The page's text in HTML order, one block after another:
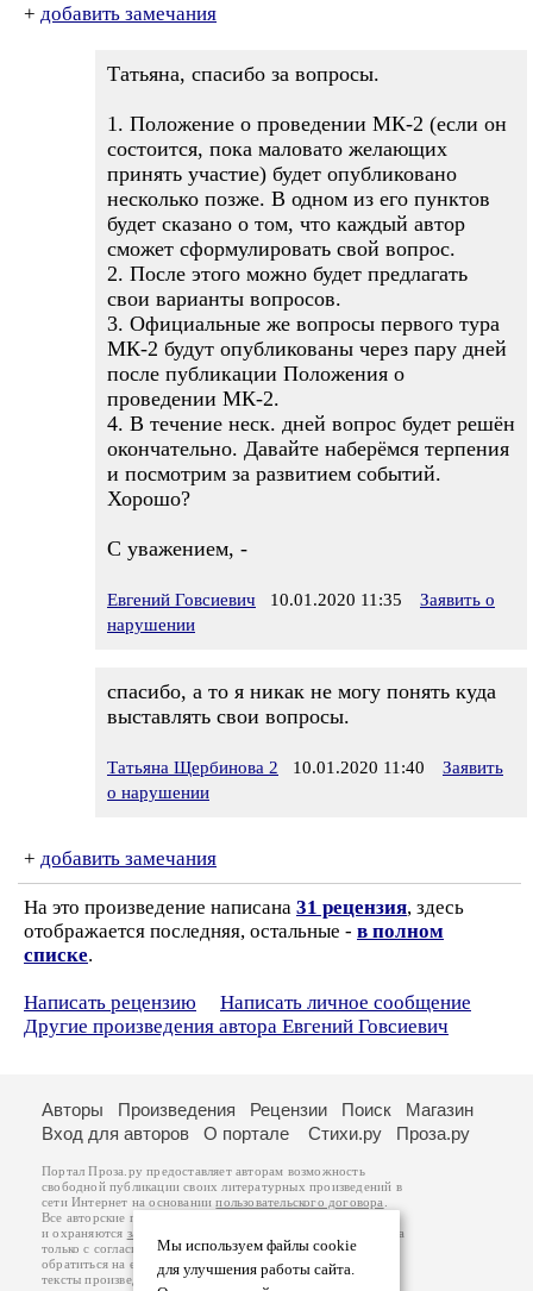
+ добавить замечания
Татьяна, спасибо за вопросы.
1. Положение о проведении МК-2 (если он
состоится, пока маловато желающих
принять участие) будет опубликовано
несколько позже. В одном из его пунктов
будет сказано о том, что каждый автор
сможет сформулировать свой вопрос.
2. После этого можно будет предлагать
свои варианты вопросов.
3. Официальные же вопросы первого тура
МК-2 будут опубликованы через пару дней
после публикации Положения о
проведении МК-2.
4. В течение неск. дней вопрос будет решён
окончательно. Давайте наберёмся терпения
и посмотрим за развитием событий.
Хорошо?
С уважением, -
Евгений Говсиевич 10.01.2020 11:35
Заявить о
нарушении
спасибо, а то я никак не могу понять куда
выставлять свои вопросы.
Татьяна Щербинова 2 10.01.2020 11:40
Заявить
о нарушении
+ добавить замечания
На это произведение написана 31 рецензия, здесь
отображается последняя, остальные - в полном
списке.
Написать рецензию
Написать личное сообщение
Другие произведения автора Евгений Говсиевич
Мы используем файлы cookie
для улучшения работы сайта.
Авторы Произведения Рецензии Поиск
Магазин
Вход для авторов
О портале Стихи.ру Проза.ру
Портал Проза.ру предоставляет авторам возможность
свободной публикации своих литературных произведений в
сети Интернет на основаниипользовательского договора
Все авторские права на произведения принадлежат авторам
и охраняются законом
. Перепечатка произведений возможна
только с согласия его автора, к которому вы можете
обратиться на его авторской странице. Ответственность за
тексты произведений авторы несут самостоятельно на